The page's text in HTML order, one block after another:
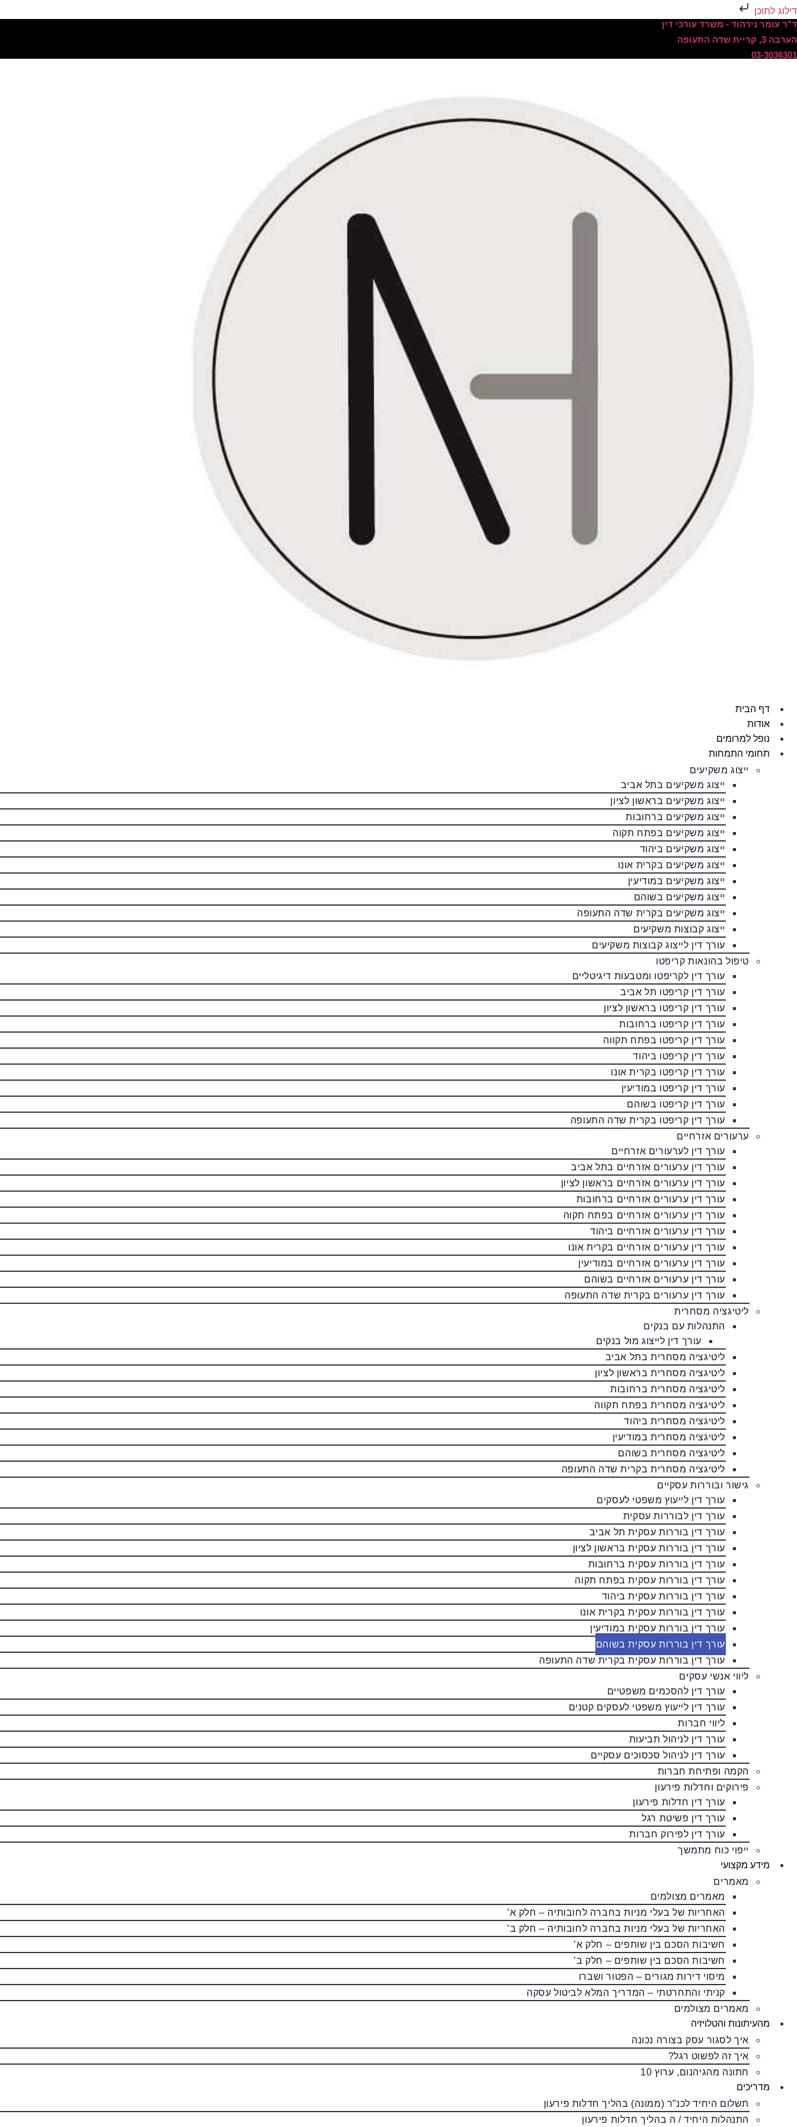
דילוג לתוכן
ד"ר עומר נירהוד - משרד עורכי דין
הערבה 3, קריית שדה התעופה
03-3036301
דף הבית
אודות
נופל למרומים
תחומי התמחות
ייצוג משקיעים
ייצוג משקיעים בתל אביב
ייצוג משקיעים בראשון לציון
ייצוג משקיעים ברחובות
ייצוג משקיעים בפתח תקוה
ייצוג משקיעים ביהוד
ייצוג משקיעים בקרית אונו
ייצוג משקיעים במודיעין
ייצוג משקיעים בשוהם
ייצוג משקיעים בקרית שדה התעופה
ייצוג קבוצות משקיעים
עורך דין לייצוג קבוצות משקיעים
טיפול בהונאות קריפטו
עורך דין לקריפטו ומטבעות דיגיטליים
עורך דין קריפטו תל אביב
עורך דין קריפטו בראשון לציון
עורך דין קריפטו ברחובות
עורך דין קריפטו בפתח תקווה
עורך דין קריפטו ביהוד
עורך דין קריפטו בקרית אונו
עורך דין קריפטו במודיעין
עורך דין קריפטו בשוהם
עורך דין קריפטו בקרית שדה התעופה
ערעורים אזרחיים
עורך דין לערעורים אזרחיים
עורך דין ערעורים אזרחיים בתל אביב
עורך דין ערעורים אזרחיים בראשון לציון
עורך דין ערעורים אזרחיים ברחובות
עורך דין ערעורים אזרחיים בפתח תקוה
עורך דין ערעורים אזרחיים ביהוד
עורך דין ערעורים אזרחיים בקרית אונו
עורך דין ערעורים אזרחיים במודיעין
עורך דין ערעורים אזרחיים בשוהם
עורך דין ערעורים בקרית שדה התעופה
ליטיגציה מסחרית
התנהלות עם בנקים
עורך דין לייצוג מול בנקים
ליטיגציה מסחרית בתל אביב
ליטיגציה מסחרית בראשון לציון
ליטיגציה מסחרית ברחובות
ליטיגציה מסחרית בפתח תקווה
ליטיגציה מסחרית ביהוד
ליטיגציה מסחרית במודיעין
ליטיגציה מסחרית בשוהם
ליטיגציה מסחרית בקרית שדה התעופה
גישור ובוררות עסקיים
עורך דין לייעוץ משפטי לעסקים
עורך דין לבוררות עסקית
עורך דין בוררות עסקית תל אביב
עורך דין בוררות עסקית בראשון לציון
עורך דין בוררות עסקית ברחובות
עורך דין בוררות עסקית בפתח תקוה
עורך דין בוררות עסקית ביהוד
עורך דין בוררות עסקית בקרית אונו
עורך דין בוררות עסקית במודיעין
עורך דין בוררות עסקית בשוהם
עורך דין בוררות עסקית בקרית שדה התעופה
ליווי אנשי עסקים
עורך דין להסכמים משפטיים
עורך דין לייעוץ משפטי לעסקים קטנים
ליווי חברות
עורך דין לניהול תביעות
עורך דין לניהול סכסוכים עסקיים
הקמה ופתיחת חברות
פירוקים וחדלות פירעון
עורך דין חדלות פירעון
עורך דין פשיטת רגל
עורך דין לפירוק חברות
ייפוי כוח מתמשך
מידע מקצועי
מאמרים
מאמרים מצולמים
האחריות של בעלי מניות בחברה לחובותיה – חלק א’
האחריות של בעלי מניות בחברה לחובותיה – חלק ב’
חשיבות הסכם בין שותפים – חלק א’
חשיבות הסכם בין שותפים – חלק ב’
מיסוי דירות מגורים – הפטור ושברו
קניתי והתחרטתי – המדריך המלא לביטול עסקה
מאמרים מצולמים
מהעיתונות והטלויזיה
איך לסגור עסק בצורה נכונה
איך זה לפשוט רגל?
חתונה מהגיהנום, ערוץ 10
מדריכים
תשלום היחיד לכנ”ר (ממונה) בהליך חדלות פירעון
התנהלות היחיד / ה בהליך חדלות פירעון